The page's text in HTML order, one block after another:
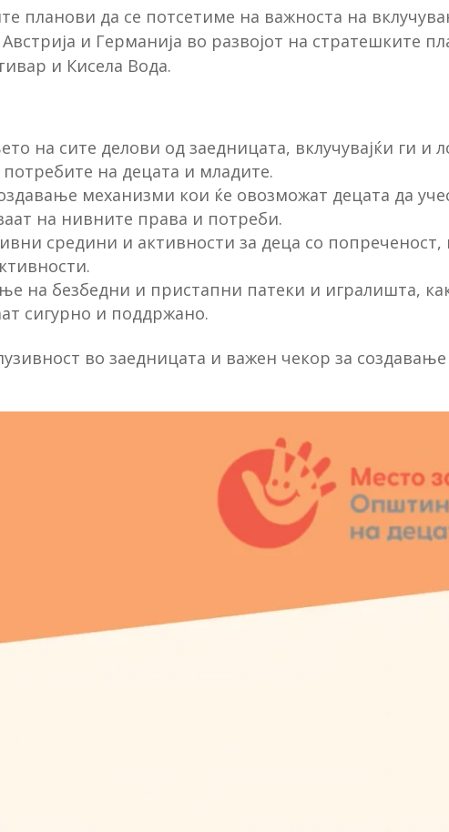
планови да се потсетиме на важноста на
и Германија во развојот на стратешките
и Кисела Вода.
на сите делови од заедницата, вклучувајќи ги и
на децата и младите.
механизми кои ќе овозможат децата да
на нивните права и потреби.
средини и активности за деца со
на безбедни и пристапни патеки и игралишта,
сигурно и поддржано.
во заедницата и важен чекор за